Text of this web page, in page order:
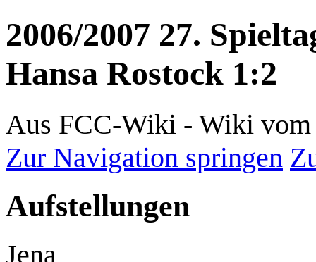
2006/2007 27.
Hansa Rostock 1:2
Aus FCC-Wiki - Wiki vom
Zur Navigation springen
Aufstellungen
Jena